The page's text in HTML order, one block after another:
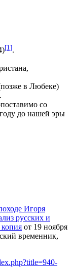
[1].
в Любеке)
со
до нашей эры
Игоря
русских и
от 19 ноября
временник,